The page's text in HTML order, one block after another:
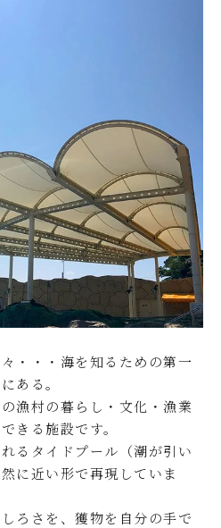
・・・海を知るための第一
ある。
漁村の暮らし・文化・漁業
きる施設です。
るタイドプール（潮が引い
に近い形で再現していま
ろさを、獲物を自分の手で